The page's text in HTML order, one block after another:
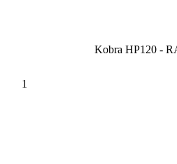
Kobra HP120 -